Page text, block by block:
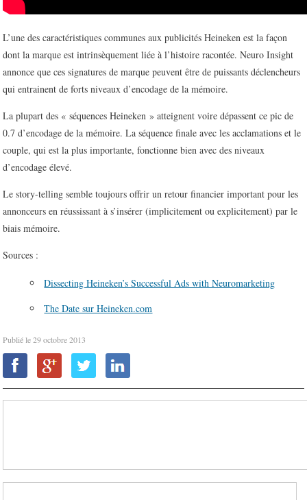
L’une des caractéristiques communes aux publicités Heineken est la façon
dont la marque est intrinsèquement liée à l’histoire racontée. Neuro Insight
annonce que ces signatures de marque peuvent être de puissants déclencheurs
qui entrainent de forts niveaux d’encodage de la mémoire.
La plupart des « séquences Heineken » atteignent voire dépassent ce pic de
0.7 d’encodage de la mémoire. La séquence finale avec les acclamations et le
couple, qui est la plus importante, fonctionne bien avec des niveaux
d’encodage élevé.
Le story-telling semble toujours offrir un retour financier important pour les
annonceurs en réussissant à s’insérer (implicitement ou explicitement) par le
biais mémoire.
Sources :
Dissecting Heineken’s Successful Ads with Neuromarketing
The Date sur Heineken.com
Publié le29 octobre 2013